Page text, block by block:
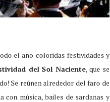
el año coloridas festividades y
del Sol Naciente, que se
Se reúnen alrededor del faro de
con música, bailes de sardanas y